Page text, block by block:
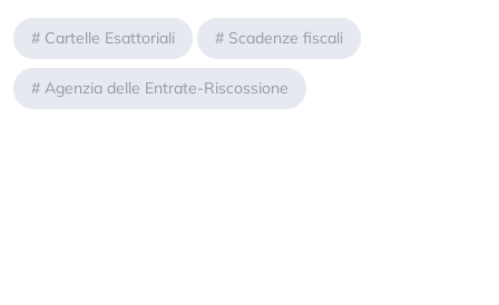
# Cartelle Esattoriali # Scadenze fiscali
# Agenzia delle Entrate-Riscossione